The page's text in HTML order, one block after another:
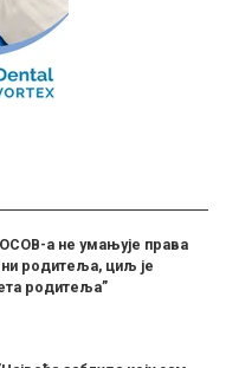
а не умањује права
ни родитеља, циљ је
родитеља”